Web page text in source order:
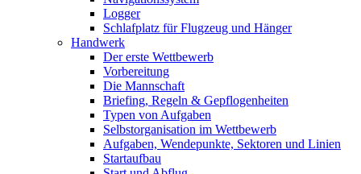
Logger
Schlafplatz für Flugzeug und Hänger
Handwerk
Der erste Wettbewerb
Vorbereitung
Die Mannschaft
Briefing, Regeln & Gepflogenheiten
Typen von Aufgaben
Selbstorganisation im Wettbewerb
Aufgaben, Wendepunkte, Sektoren und Linien
Startaufbau